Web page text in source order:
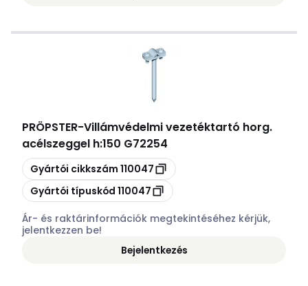
PRÖPSTER-Villámvédelmi vezetéktartó horg.
acélszeggel h:150 G72254
Másolás
Gyártói cikkszám 110047
Másolás
Gyártói típuskód 110047
Ár- és raktárinformációk megtekintéséhez kérjük,
jelentkezzen be!
Bejelentkezés